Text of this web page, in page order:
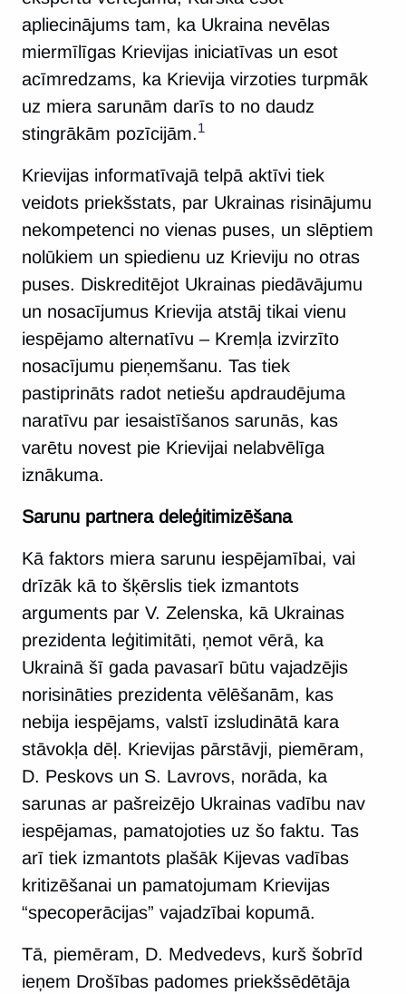
apliecinājums tam, ka Ukraina nevēlas
miermīlīgas Krievijas iniciatīvas un esot
acīmredzams, ka Krievija virzoties turpmāk
uz miera sarunām darīs to no daudz
stingrākām pozīcijām.1
Krievijas informatīvajā telpā aktīvi tiek
veidots priekšstats, par Ukrainas risinājumu
nekompetenci no vienas puses, un slēptiem
nolūkiem un spiedienu uz Krieviju no otras
puses. Diskreditējot Ukrainas piedāvājumu
un nosacījumus Krievija atstāj tikai vienu
iespējamo alternatīvu – Kremļa izvirzīto
nosacījumu pieņemšanu. Tas tiek
pastiprināts radot netiešu apdraudējuma
naratīvu par iesaistīšanos sarunās, kas
varētu novest pie Krievijai nelabvēlīga
iznākuma.
Sarunu partnera deleģitimizēšana
Kā faktors miera sarunu iespējamībai, vai
drīzāk kā to šķērslis tiek izmantots
arguments par V. Zelenska, kā Ukrainas
prezidenta leģitimitāti, ņemot vērā, ka
Ukrainā šī gada pavasarī būtu vajadzējis
norisināties prezidenta vēlēšanām, kas
nebija iespējams, valstī izsludinātā kara
stāvokļa dēļ. Krievijas pārstāvji, piemēram,
D. Peskovs un S. Lavrovs, norāda, ka
sarunas ar pašreizējo Ukrainas vadību nav
iespējamas, pamatojoties uz šo faktu. Tas
arī tiek izmantots plašāk Kijevas vadības
kritizēšanai un pamatojumam Krievijas
“specoperācijas” vajadzībai kopumā.
Tā, piemēram, D. Medvedevs, kurš šobrīd
ieņem Drošības padomes priekšsēdētāja